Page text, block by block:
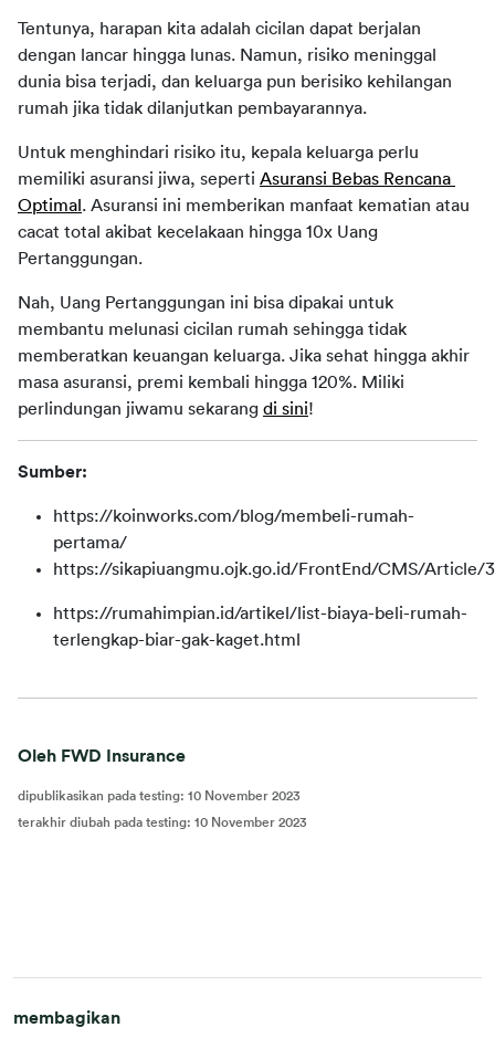
Tentunya, harapan kita adalah cicilan dapat berjalan
dengan lancar hingga lunas. Namun, risiko meninggal
dunia bisa terjadi, dan keluarga pun berisiko kehilangan
rumah jika tidak dilanjutkan pembayarannya.
Untuk menghindari risiko itu, kepala keluarga perlu
memiliki asuransi jiwa, seperti Asuransi Bebas Rencana
Optimal. Asuransi ini memberikan manfaat kematian atau
cacat total akibat kecelakaan hingga 10x Uang
Pertanggungan.
Nah, Uang Pertanggungan ini bisa dipakai untuk
membantu melunasi cicilan rumah sehingga tidak
memberatkan keuangan keluarga. Jika sehat hingga akhir
masa asuransi, premi kembali hingga 120%. Miliki
perlindungan jiwamu sekarang di sini!
Sumber:
https://koinworks.com/blog/membeli-rumah-
pertama/
https://sikapiuangmu.ojk.go.id/FrontEnd/CMS/Article/
https://rumahimpian.id/artikel/list-biaya-beli-rumah-
terlengkap-biar-gak-kaget.html
Oleh FWD Insurance
dipublikasikan pada testing: 10 November 2023
terakhir diubah pada testing: 10 November 2023
membagikan